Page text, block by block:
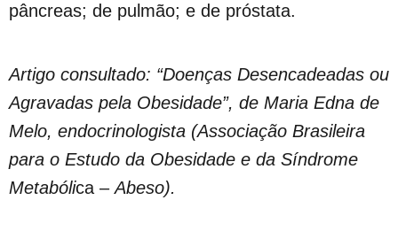
pâncreas; de pulmão; e de próstata.
Artigo consultado: “Doenças Desencadeadas ou
Agravadas pela Obesidade”, de Maria Edna de
Melo, endocrinologista (Associação Brasileira
para o Estudo da Obesidade e da Síndrome
Metabólica –Abeso).